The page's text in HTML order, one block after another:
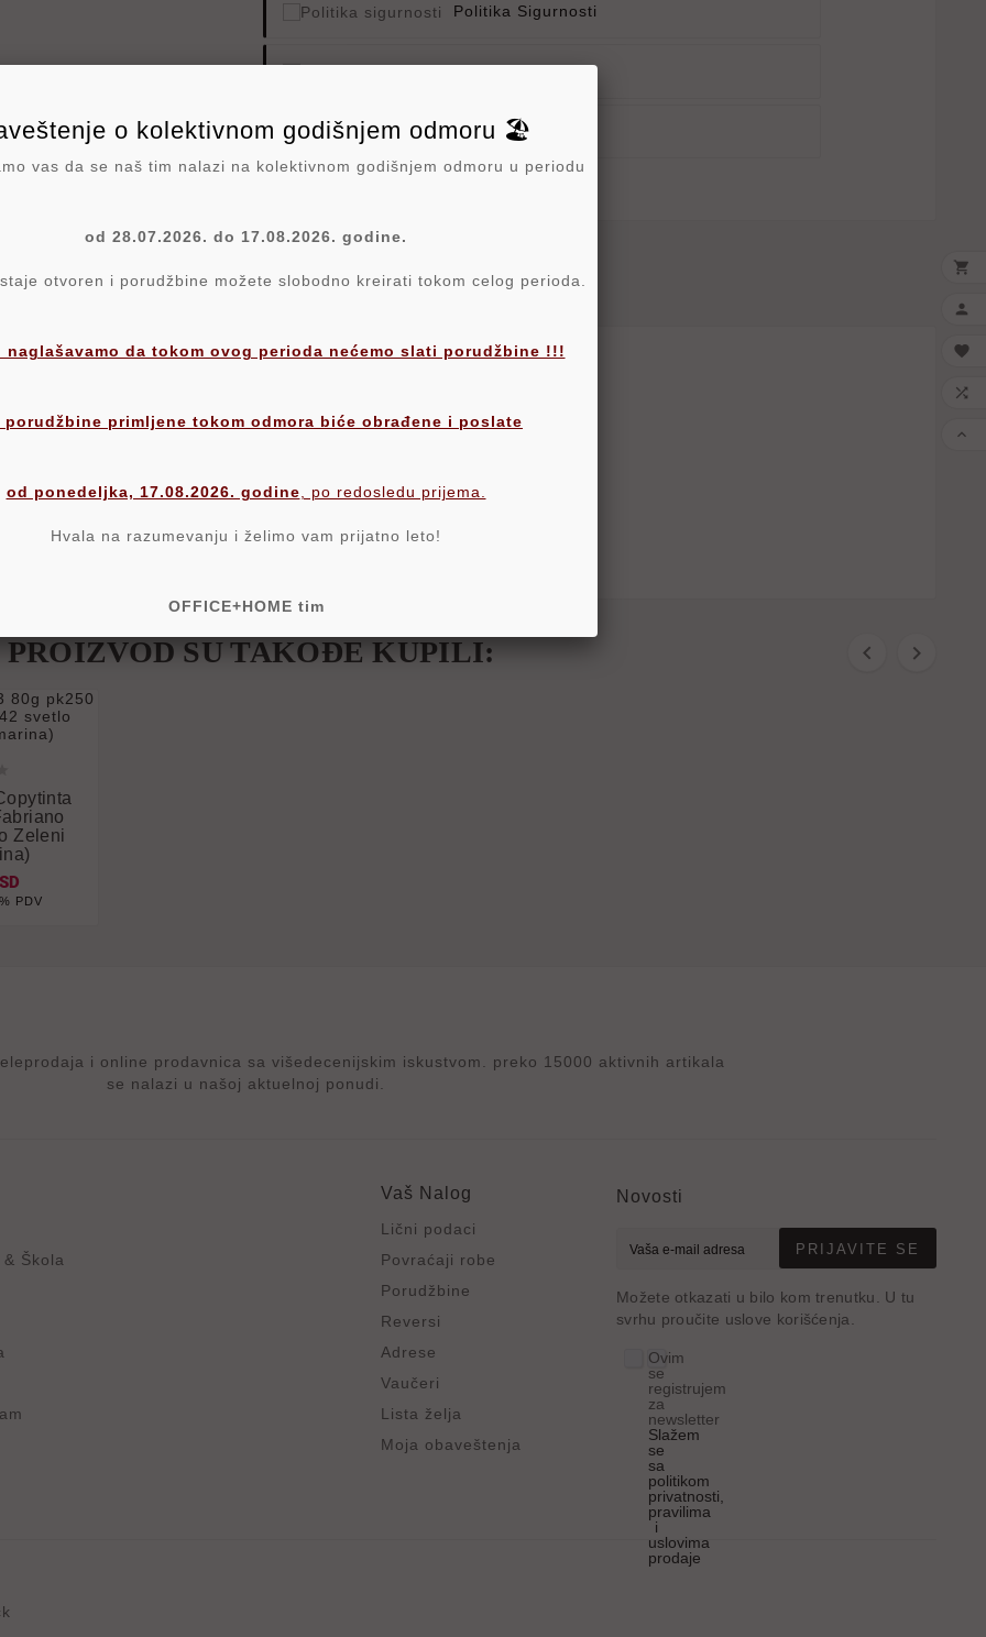
Politika Sigurnosti
Politika Isporuke
Politika Povraćaja
SU TAKOĐE KUPILI:  
Zeleni
PDV
i online prodavnica sa višedecenijskim iskustvom. preko 15000 aktivnih artikala
se nalazi u našoj aktuelnoj ponudi.
Škola
Vaš Nalog
Lični podaci
Povraćaji robe
Porudžbine
Reversi
Adrese
Vaučeri
Lista želja
Moja obaveštenja
Novosti
PRIJAVITE SE
Možete otkazati u bilo kom trenutku. U tu
svrhu proučite uslove korišćenja.
Ovim
se
registrujem
za
newsletter
Slažem
se
sa
politikom
privatnosti,
pravilima
i
uslovima
prodaje





o kolektivnom godišnjem odmoru 🏖️
vas da se naš tim nalazi na kolektivnom godišnjem odmoru u periodu
od 28.07.2026. do 17.08.2026. godine.
otvoren i porudžbine možete slobodno kreirati tokom celog perioda.
naglašavamo da tokom ovog perioda nećemo slati porudžbine !!!
porudžbine primljene tokom odmora biće obrađene i poslate
od ponedeljka, 17.08.2026. godine , po redosledu prijema.
Hvala na razumevanju i želimo vam prijatno leto!
OFFICE+HOME tim